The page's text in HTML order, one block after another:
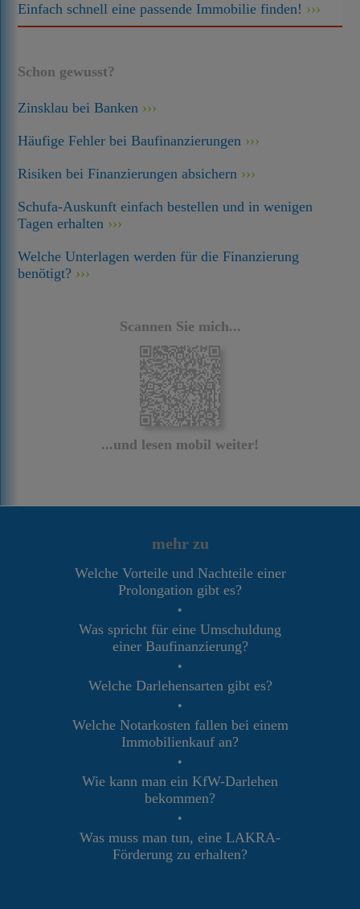
Einfach schnell eine passende Immobilie finden!
Schon gewusst?
Zinsklau bei Banken
Häufige Fehler bei Baufinanzierungen
Risiken bei Finanzierungen absichern
Schufa-Auskunft einfach bestellen und in wenigen
Tagen erhalten
Welche Unterlagen werden für die Finanzierung
benötigt?
Scannen Sie mich...
...und lesen mobil weiter!
mehr zu
Welche Vorteile und Nachteile einer
Prolongation gibt es?
•
Was spricht für eine Umschuldung
einer Baufinanzierung?
•
Welche Darlehensarten gibt es?
•
Welche Notarkosten fallen bei einem
Immobilienkauf an?
•
Wie kann man ein KfW-Darlehen
bekommen?
•
Was muss man tun, eine LAKRA-
Förderung zu erhalten?